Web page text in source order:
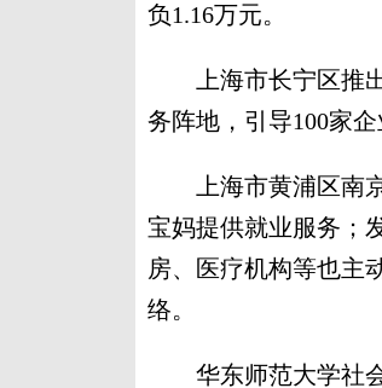
负1.16万元。
上海市长宁区推出
务阵地，引导100家企
上海市黄浦区南京
宝妈提供就业服务；
房、医疗机构等也主
络。
华东师范大学社会